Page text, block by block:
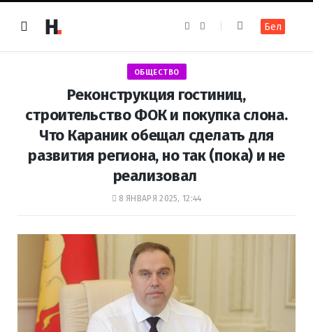
e
k
t
a
m
Бел
ОБЩЕСТВО
Реконструкция гостиниц,
строительство ФОК и покупка слона.
Что Караник обещал сделать для
развития региона, но так (пока) и не
реализовал
8 ЯНВАРЯ 2025, 12:44